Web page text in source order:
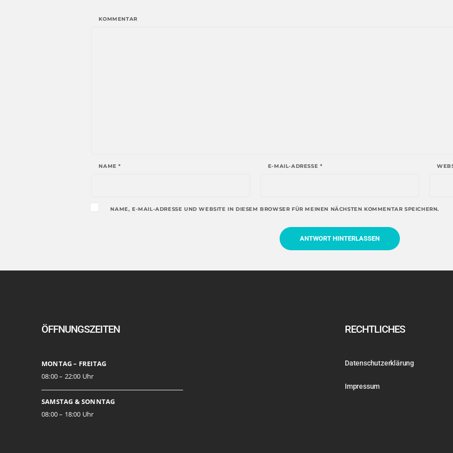
KOMMENTAR
NAME* E-MAIL-ADRESSE *
NAME, E-MAIL-ADRESSE UND WEBSITE IN DIESEM BROWSER FÜR MEINEN NÄCHSTEN KOMMENTAR SPEICHERN.
ÖFFNUNGSZEITEN
MONTAG – FREITAG
08:00 – 22:00 Uhr
SAMSTAG & SONNTAG
08:00 – 18:00 Uhr
RECHTLICHES
Datenschutzerklärung
Impressum